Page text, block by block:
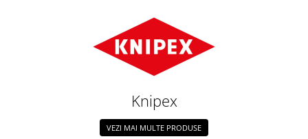
Knipex
VEZI MAI MULTE PRODUSE